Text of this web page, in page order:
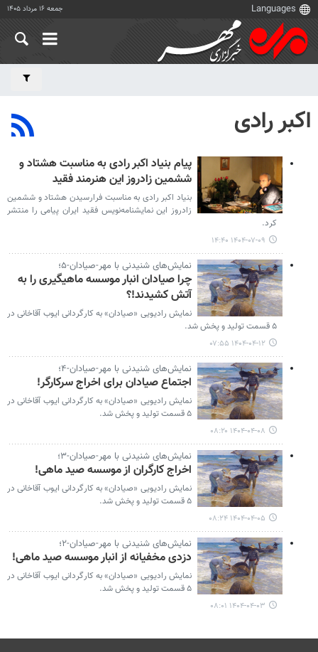
جمعه ۱۶ مرداد ۱۴۰۵
اکبر رادی
پیام بنیاد اکبر رادی به مناسبت هشتاد و
ششمین زادروز این هنرمند فقید
بنیاد اکبر رادی به مناسبت فرارسیدن هشتاد و ششمین
زادروز این نمایشنامه‌نویس فقید ایران پیامی را منتشر
کرد.
۱۴۰۴-۰۷-۰۹ ۱۴:۴۰
نمایش‌های شنیدنی با مهر-صیادان-۵؛
چرا صیادان انبار موسسه ماهیگیری را به
آتش کشیدند!؟
نمایش رادیویی «صیادان» به کارگردانی ایوب آقاخانی در
۵ قسمت تولید و پخش شد.
۱۴۰۴-۰۴-۱۲ ۰۷:۵۵
نمایش‌های شنیدنی با مهر-صیادان-۴؛
اجتماع صیادان برای اخراج سرکارگر!
نمایش رادیویی «صیادان» به کارگردانی ایوب آقاخانی در
۵ قسمت تولید و پخش شد.
۱۴۰۴-۰۴-۰۸ ۰۸:۲۰
نمایش‌های شنیدنی با مهر-صیادان-۳؛
اخراج کارگران از موسسه صید ماهی!
نمایش رادیویی «صیادان» به کارگردانی ایوب آقاخانی در
۵ قسمت تولید و پخش شد.
۱۴۰۴-۰۴-۰۵ ۰۸:۲۴
نمایش‌های شنیدنی با مهر-صیادان-۲؛
دزدی مخفیانه از انبار موسسه صید ماهی!
نمایش رادیویی «صیادان» به کارگردانی ایوب آقاخانی در
۵ قسمت تولید و پخش شد.
۱۴۰۴-۰۴-۰۳ ۰۸:۰۱